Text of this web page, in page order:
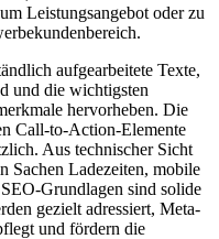
Leistungsangebot oder zu
aufgearbeitete Texte,
und die wichtigsten
hervorheben. Die
Call-to-Action-Elemente
Aus technischer Sicht
Sachen Ladezeiten, mobile
Grundlagen sind solide
gezielt adressiert, Meta-
und fördern die